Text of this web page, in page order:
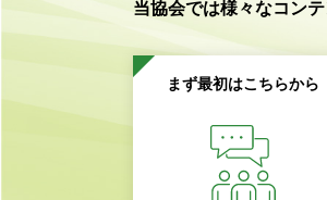
当協会では様々なコン
まず最初はこちらから